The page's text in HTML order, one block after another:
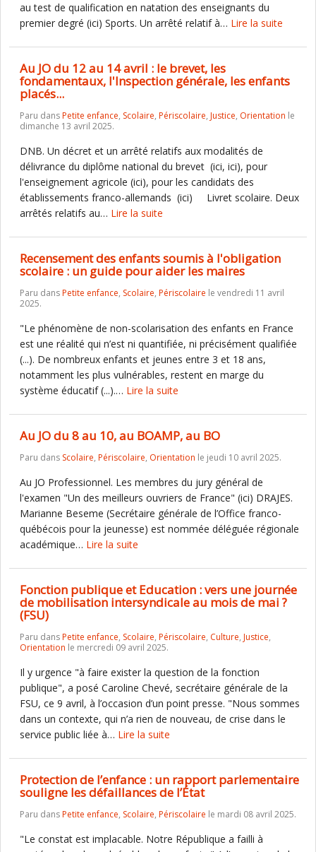
au test de qualification en natation des enseignants du
premier degré (ici) Sports. Un arrêté relatif à… Lire la suite
Au JO du 12 au 14 avril : le brevet, les
fondamentaux, l'Inspection générale, les enfants
placés...
Paru dansPetite enfance, Scolaire, Périscolaire, Justice, Orientation le
dimanche 13 avril 2025.
DNB. Un décret et un arrêté relatifs aux modalités de
délivrance du diplôme national du brevet (ici, ici), pour
l'enseignement agricole (ici), pour les candidats des
établissements franco-allemands (ici) Livret scolaire. Deux
arrêtés relatifs au… Lire la suite
Recensement des enfants soumis à l'obligation
scolaire : un guide pour aider les maires
Paru dansPetite enfance, Scolaire, Périscolaire le vendredi 11 avril
2025.
"Le phénomène de non-scolarisation des enfants en France
est une réalité qui n’est ni quantifiée, ni précisément qualifiée
(...). De nombreux enfants et jeunes entre 3 et 18 ans,
notamment les plus vulnérables, restent en marge du
système éducatif (...).… Lire la suite
Au JO du 8 au 10, au BOAMP, au BO
Paru dans Scolaire, Périscolaire, Orientation le jeudi 10 avril 2025.
Au JO Professionnel. Les membres du jury général de
l'examen "Un des meilleurs ouvriers de France" (ici) DRAJES.
Marianne Beseme (Secrétaire générale de l’Office franco-
québécois pour la jeunesse) est nommée déléguée régionale
académique… Lire la suite
Fonction publique et Education : vers une journée
de mobilisation intersyndicale au mois de mai ?
(FSU)
Paru dansPetite enfance, Scolaire, Périscolaire, Culture, Justice,
Orientation le mercredi 09 avril 2025.
Il y urgence "à faire exister la question de la fonction
publique", a posé Caroline Chevé, secrétaire générale de la
FSU, ce 9 avril, à l’occasion d’un point presse. "Nous sommes
dans un contexte, qui n’a rien de nouveau, de crise dans le
service public liée à… Lire la suite
Protection de l’enfance : un rapport parlementaire
souligne les défaillances de l’État
Paru dansPetite enfance, Scolaire, Périscolaire le mardi 08 avril 2025.
"Le constat est implacable. Notre République a failli à